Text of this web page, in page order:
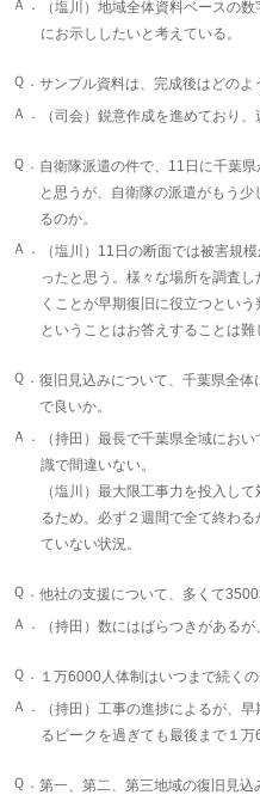
Ａ．
（塩川）地域全体資料ベースの
にお示ししたいと考えている。
Ｑ． サンプル資料は、完成後はどのよ
Ａ．
（司会）鋭意作成を進めており
Ｑ． 自衛隊派遣の件で、11日に千葉
と思うが、自衛隊の派遣がもう
るのか。
Ａ．
（塩川）11日の断面では被害規
ったと思う。様々な場所を調査
くことが早期復旧に役立つとい
ということはお答えすることは難
Ｑ． 復旧見込みについて、千葉県全体
で良いか。
Ａ．
（持田）最長で千葉県全域にお
識で間違いない。
（塩川）最大限工事力を投入し
るため、必ず２週間で全て終わ
ていない状況。
Ｑ． 他社の支援について、多くて3500
Ａ．
（持田）数にはばらつきがある
Ｑ． １万6000人体制はいつまで続くの
Ａ．
（持田）工事の進捗によるが、
るピークを過ぎても最後まで１
Ｑ． 第一、第二、第三地域の復旧見込